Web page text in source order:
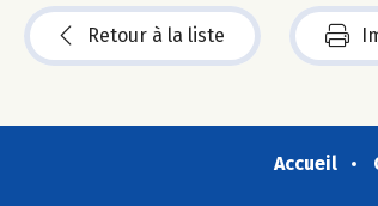
Retour à la liste
Accueil